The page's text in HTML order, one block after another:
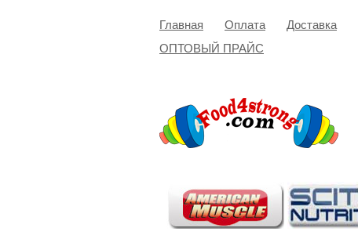
Главная Оплата Доставка
ОПТОВЫЙ ПРАЙС